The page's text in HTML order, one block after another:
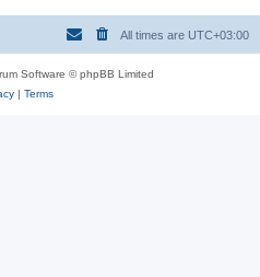
All times are UTC+03:00
Software © phpBB Limited
| Terms